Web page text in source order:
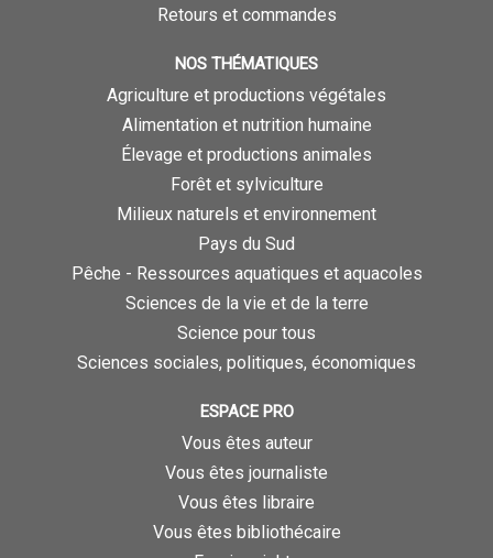
Retours et commandes
NOS THÉMATIQUES
Agriculture et productions végétales
Alimentation et nutrition humaine
Élevage et productions animales
Forêt et sylviculture
Milieux naturels et environnement
Pays du Sud
Pêche - Ressources aquatiques et aquacoles
Sciences de la vie et de la terre
Science pour tous
Sciences sociales, politiques, économiques
ESPACE PRO
Vous êtes auteur
Vous êtes journaliste
Vous êtes libraire
Vous êtes bibliothécaire